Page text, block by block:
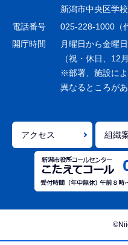
シ
ョ
で
新潟市中央区学
電話番号
025-228-1000（
開庁時間
月曜日から金曜
（祝・休日、12
※部署、施設に
異なるところがあ
アクセス 組織